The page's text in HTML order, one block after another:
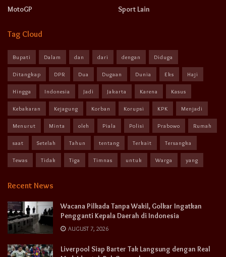
MotoGP
Sport Lain
Tag Cloud
Bupati Dalam dan dari dengan Diduga
Ditangkap DPR Dua Dugaan Dunia Eks Haji
Hingga Indonesia Jadi Jakarta Karena Kasus
Kebakaran Kejagung Korban Korupsi KPK Menjadi
Menurut Minta oleh Piala Polisi Prabowo Rumah
saat Setelah Tahun tentang Terkait Tersangka
Tewas Tidak Tiga Timnas untuk Warga yang
Recent News
Wacana Pilkada Tanpa Wakil, Golkar Ingatkan
Pengganti Kepala Daerah di Indonesia
AUGUST 7, 2026
Liverpool Siap Barter Tak Langsung dengan Real